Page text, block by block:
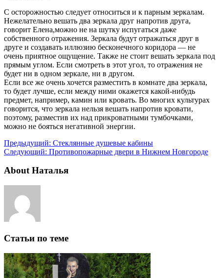
С осторожностью следует относиться и к парным зеркалам.
Нежелательно вешать два зеркала друг напротив друга,
говорит Елена,можно не на шутку испугаться даже
собственного отражения. Зеркала будут отражаться друг в
друге и создавать иллюзию бесконечного коридора — не
очень приятное ощущение. Также не стоит вешать зеркала под
прямым углом. Если смотреть в этот угол, то отражения не
будет ни в одном зеркале, ни в другом.
Если все же очень хочется разместить в комнате два зеркала,
то будет лучше, если между ними окажется какой-нибудь
предмет, например, камин или кровать. Во многих культурах
говорится, что зеркала нельзя вешать напротив кровати,
поэтому, разместив их над прикроватными тумбочками,
можно не бояться негативной энергии.
Предыдущий: Стеклянные душевые кабины
Следующий: Противопожарные двери в Нижнем Новгороде
About Наталья
Статьи по теме